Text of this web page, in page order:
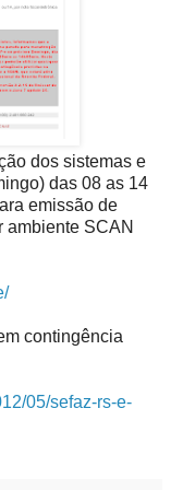
dos sistemas e
das 08 as 14
emissão de
ambiente SCAN
contingência
05/sefaz-rs-e-